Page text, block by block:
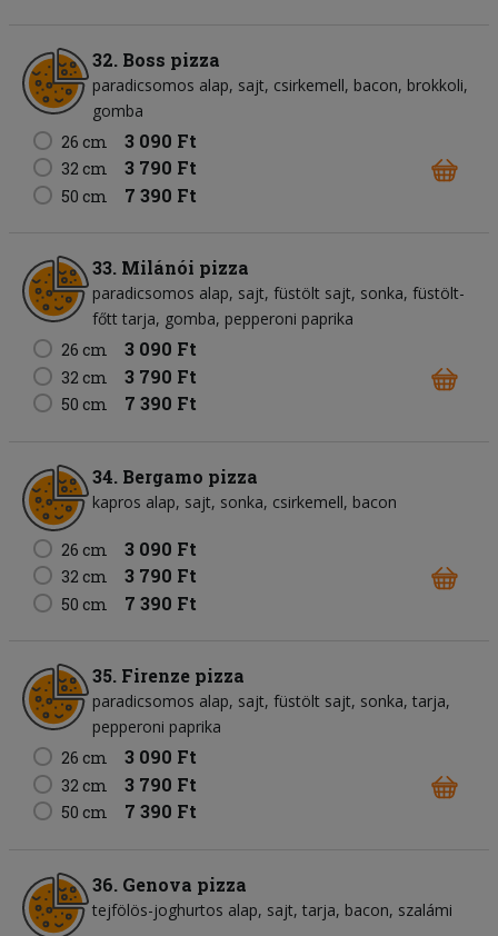
32. Boss pizza
paradicsomos alap sajt csirkemell bacon brokkoli
gomba
26 cm
3 090 Ft
32 cm 3 790 Ft
50 cm 7 390 Ft
33. Milánói pizza
paradicsomos alap sajt füstölt sajt sonka füstölt-
főtt tarja gomba pepperoni paprika
26 cm
3 090 Ft
32 cm 3 790 Ft
50 cm 7 390 Ft
34. Bergamo pizza
kapros alap sajt sonka csirkemell bacon
26 cm 3 090 Ft
32 cm 3 790 Ft
50 cm 7 390 Ft
35. Firenze pizza
paradicsomos alap sajt füstölt sajt sonka tarja
pepperoni paprika
26 cm
3 090 Ft
32 cm 3 790 Ft
50 cm 7 390 Ft
36. Genova pizza
tejfölös-joghurtos alap sajt tarja bacon szalámi